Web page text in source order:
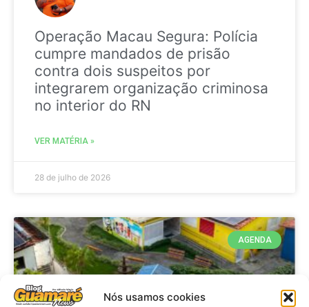
Nós usamos cookies
Operação Macau Segura: Polícia
cumpre mandados de prisão
contra dois suspeitos por
integrarem organização criminosa
no interior do RN
VER MATÉRIA »
28 de julho de 2026
AGENDA